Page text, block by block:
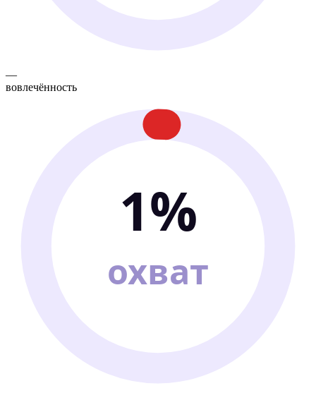
—
вовлечённость
1%
охват